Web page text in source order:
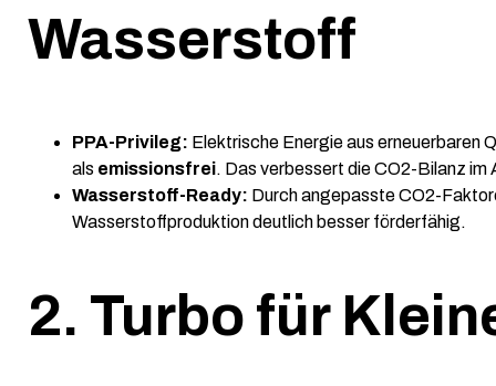
Wasserstoff
PPA-Privileg: Elektrische Energie aus erneuerbaren
als emissionsfrei. Das verbessert die CO2-Bilanz
Wasserstoff-Ready: Durch angepasste CO2-
Wasserstoffproduktion deutlich besser förderfähig.
2. Turbo für